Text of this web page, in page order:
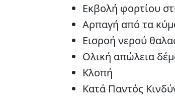
Εκβολή φορτίου
Αρπαγή από τα
Εισροή νερού
Ολική απώλεια
Κλοπή
Κατά Παντός